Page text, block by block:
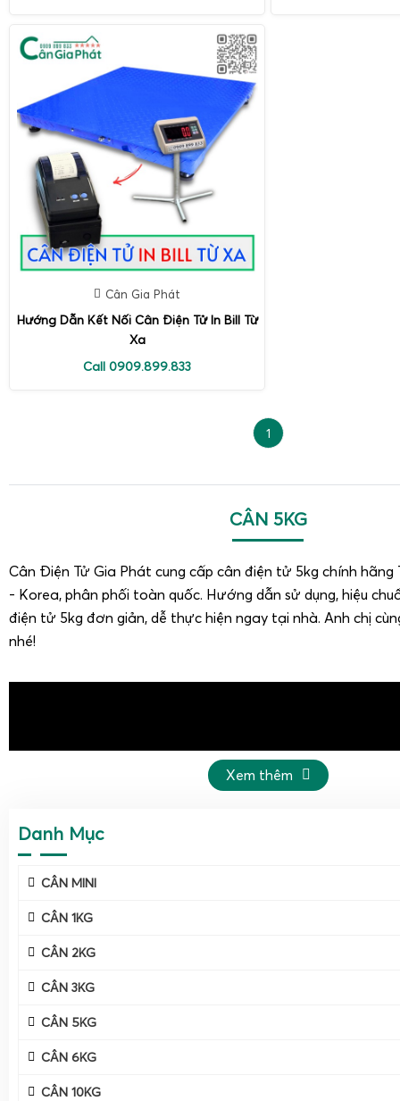
Danh Mục
CÂN MINI
CÂN 1KG
CÂN 2KG
CÂN 3KG
CÂN 5KG
CÂN 6KG
CÂN 10KG
Cân Gia Phát
Hướng Dẫn Kết Nối Cân Điện Tử In Bill Từ
Xa
Call 0909.899.833
1
CÂN 5KG
Cân Điện Tử Gia Phát cung cấp cân điện tử 5kg chính
- Korea, phân phối toàn quốc. Hướng dẫn sử dụng, hiệu
điện tử 5kg đơn giản, dễ thực hiện ngay tại nhà. Anh chị
nhé!
Cân điện tử 5kg - Giải pháp cân chính xác và tiện
Xem thêm